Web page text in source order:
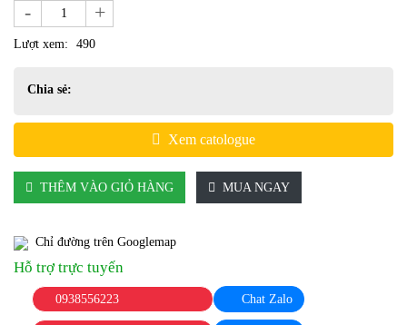
- +
Lượt xem: 490
Chia sẻ:
Xem catologue
THÊM VÀO GIỎ HÀNG MUA NGAY
Chỉ đường trên Googlemap
Hỗ trợ trực tuyến
0938556223 Chat Zalo